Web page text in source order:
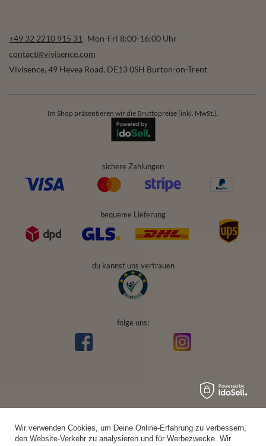
+49 32 2210 915 31
Mon-Fri 8:00-16:00 Uhr
contact@vivisence.com
Vivisence, 49 Hevea Road, DE13 0SH Burton-on-Trent
Im Shop präsentieren wir die Bruttopreise (inkl. MwSt.).
sichere Zahlungen
bequeme Lieferung
du kannst uns vertrauen
folge uns:
Wir verwenden Cookies, um Deine Online-Erfahrung zu verbessern,
den Website-Verkehr zu analysieren und für Werbezwecke. Wir